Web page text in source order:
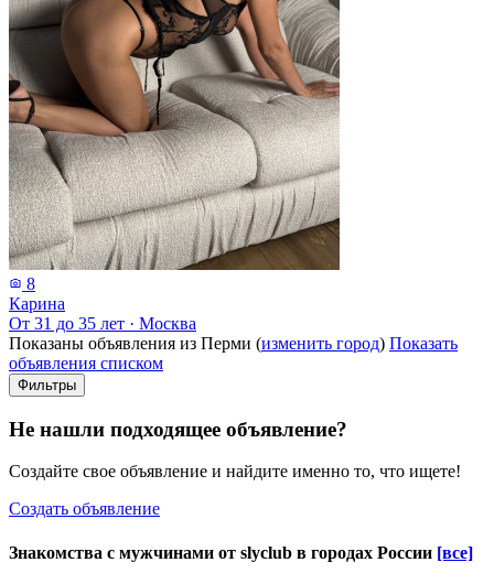
8
Карина
От 31 до 35 лет · Москва
Показаны объявления из Перми (изменить город) Показать
объявления списком
Фильтры
Не нашли подходящее объявление?
Создайте свое объявление и найдите именно то, что ищете!
Создать объявление
Знакомства с мужчинами от slyclub в городах России [все]